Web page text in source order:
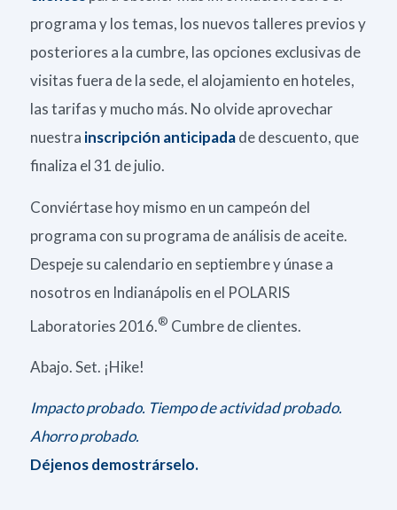
programa y los temas, los nuevos talleres previos y
posteriores a la cumbre, las opciones exclusivas de
visitas fuera de la sede, el alojamiento en hoteles,
las tarifas y mucho más. No olvide aprovechar
nuestra inscripción anticipadade descuento, que
finaliza el 31 de julio.
Conviértase hoy mismo en un campeón del
programa con su programa de análisis de aceite.
Despeje su calendario en septiembre y únase a
nosotros en Indianápolis en el POLARIS
Laboratories 2016.® Cumbre de clientes.
Abajo. Set. ¡Hike!
Impacto probado. Tiempo de actividad probado.
Ahorro probado.
Déjenos demostrárselo.